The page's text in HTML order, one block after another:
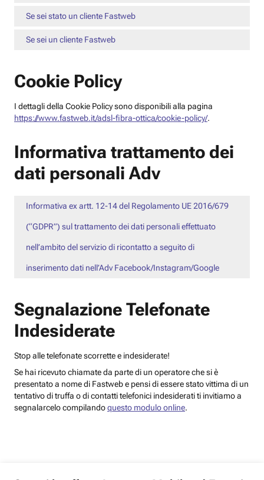
Se sei stato un cliente Fastweb
Se sei un cliente Fastweb
Cookie Policy
I dettagli della Cookie Policy sono disponibili alla pagina
https://www.fastweb.it/adsl-fibra-ottica/cookie-policy/.
Informativa trattamento dei
dati personali Adv
Informativa ex artt. 12-14 del Regolamento UE 2016/679
(“GDPR”) sul trattamento dei dati personali effettuato
nell’ambito del servizio di ricontatto a seguito di
inserimento dati nell’Adv Facebook/Instagram/Google
Segnalazione Telefonate
Indesiderate
Stop alle telefonate scorrette e indesiderate!
Se hai ricevuto chiamate da parte di un operatore che si è
presentato a nome di Fastweb e pensi di essere stato vittima di un
tentativo di truffa o di contatti telefonici indesiderati ti invitiamo a
segnalarcelo compilandoquesto modulo online.